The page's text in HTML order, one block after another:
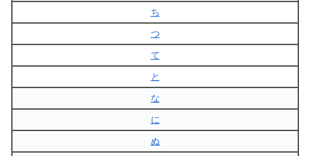
ち
つ
て
と
な
に
ぬ